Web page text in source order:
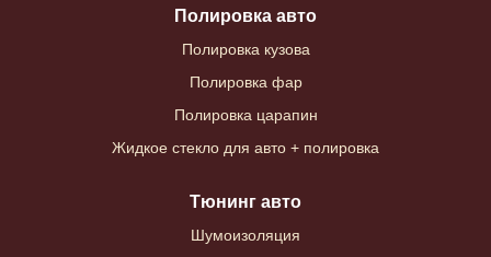
Полировка авто
Полировка кузова
Полировка фар
Полировка царапин
Жидкое стекло для авто + полировка
Тюнинг авто
Шумоизоляция